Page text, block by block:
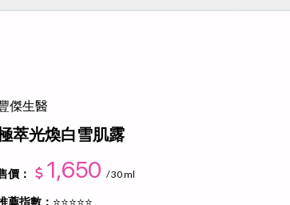
傑生醫
萃光煥白雪肌露
價： 1,650 / 30 ml
薦指數： ⭐⭐⭐⭐⭐